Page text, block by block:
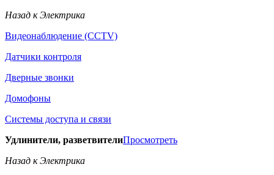
Назад к Электрика
Видеонаблюдение (CCTV)
Датчики контроля
Дверные звонки
Домофоны
Системы доступа и связи
Удлинители, разветвителиПросмотреть
Назад к Электрика